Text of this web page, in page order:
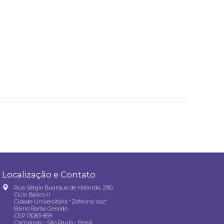
Localização e Contato
Rua Sérgio Buarque de Holanda, 290
Ciclo Básico II
Cidade Universitária "Zeferino Vaz"
Bairro Barão Geraldo
CEP 13083-859